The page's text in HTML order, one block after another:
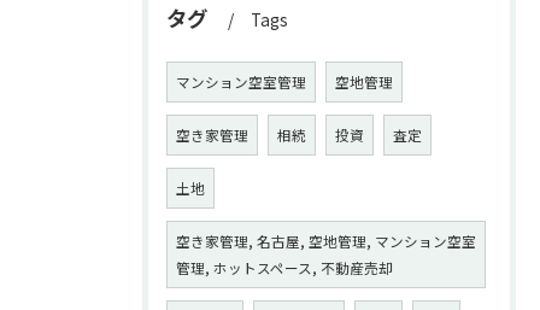
タグ Tags
マンション空室管理 空地管理
空き家管理 相続 投資 査定
土地
空き家管理, 名古屋, 空地管理, マンション空室
管理, ホットスペース, 不動産売却